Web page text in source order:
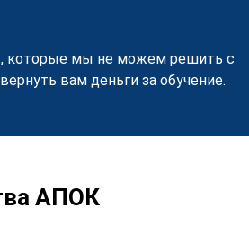
которые мы не можем решить с
вам деньги за обучение.
АПОК